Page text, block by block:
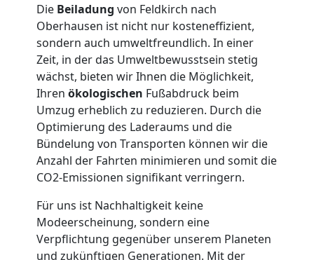
Die Beiladung von Feldkirch nach
Oberhausen ist nicht nur kosteneffizient,
sondern auch umweltfreundlich. In einer
Zeit, in der das Umweltbewusstsein stetig
wächst, bieten wir Ihnen die Möglichkeit,
Ihren ökologischen Fußabdruck beim
Umzug erheblich zu reduzieren. Durch die
Optimierung des Laderaums und die
Bündelung von Transporten können wir die
Anzahl der Fahrten minimieren und somit die
CO2-Emissionen signifikant verringern.
Für uns ist Nachhaltigkeit keine
Modeerscheinung, sondern eine
Verpflichtung gegenüber unserem Planeten
und zukünftigen Generationen. Mit der
Möbellift
Feldkirch
Übersiedlung
Feldkirch
Klaviertransport
Feldkirch